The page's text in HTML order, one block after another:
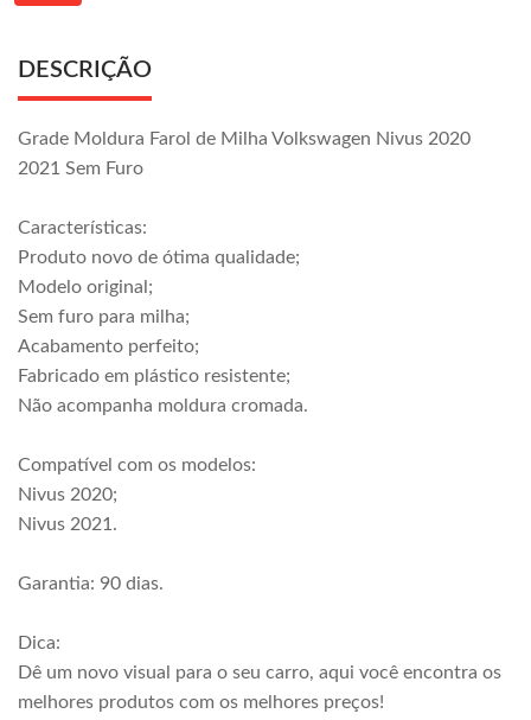
DESCRIÇÃO
Grade Moldura Farol de Milha Volkswagen Nivus 2020
2021 Sem Furo
Características:
Produto novo de ótima qualidade;
Modelo original;
Sem furo para milha;
Acabamento perfeito;
Fabricado em plástico resistente;
Não acompanha moldura cromada.
Compatível com os modelos:
Nivus 2020;
Nivus 2021.
Garantia: 90 dias.
Dica:
Dê um novo visual para o seu carro, aqui você encontra os
melhores produtos com os melhores preços!